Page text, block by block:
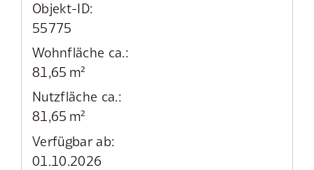
Objekt-ID:
55775
Wohnfläche ca.:
81,65 m²
Nutzfläche ca.:
81,65 m²
Verfügbar ab:
01.10.2026